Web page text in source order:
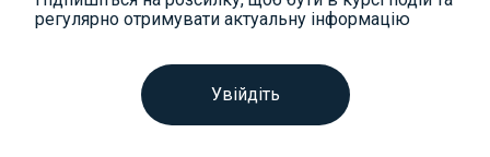
регулярно отримувати актуальну інформацію
Увійдіть